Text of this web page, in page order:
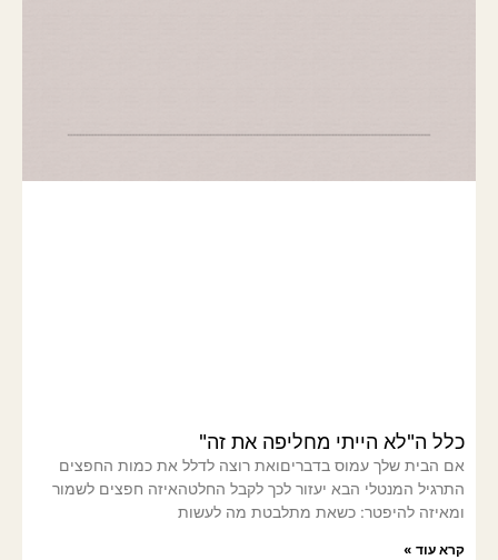
כלל ה"לא הייתי מחליפה את זה"
אם הבית שלך עמוס בדבריםואת רוצה לדלל את כמות החפצים
התרגיל המנטלי הבא יעזור לכך לקבל החלטהאיזה חפצים לשמור
ומאיזה להיפטר: כשאת מתלבטת מה לעשות
קרא עוד »